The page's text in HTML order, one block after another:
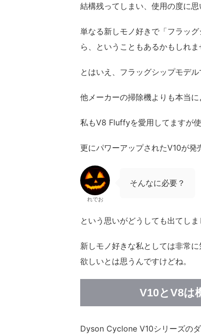
結構残ってしまい、使用の度に思
単なる新しモノ好きで「フラッ
ら、ということもあるかもしれま
とはいえ、フラッグシップモデ
他メーカーの掃除機よりも本当
私もV8 Fluffyを愛用してますが
更にパワーアップされたV10が
れでお
そんなに必要？
という思いがどうしても出てしま
新しモノ好きな私としては非常
欲しいとは思うんですけどね。
V10とV8は
Dyson Cyclone V10シリーズの